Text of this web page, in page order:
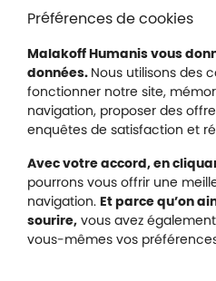
Liens en bas de page
Accessibilité : partiellement
Protection des données
Nous contacter
Plan du site
Gestion des cookies
Malakoff
Préférences de cookies
Malakoff Humanis vous
données. Nous utilisons des
fonctionner notre site,
navigation, proposer des
enquêtes de satisfaction et
Avec votre accord, en
pourrons vous offrir une
navigation. Et parce qu’on
sourire, vous avez
vous-mêmes vos